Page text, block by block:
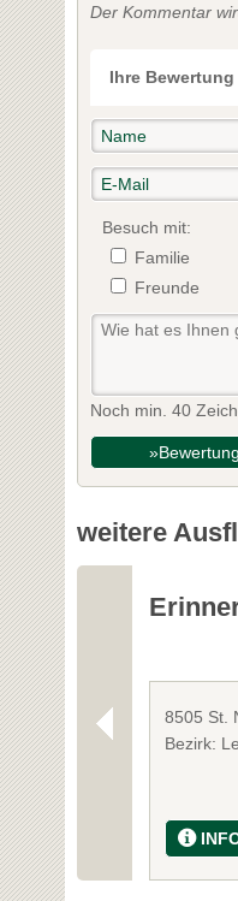
Der Kommentar
Ihre Bewertung
Besuch mit:
Familie
Freunde
Noch min. 40
weitere
8505 St.
Bezirk: